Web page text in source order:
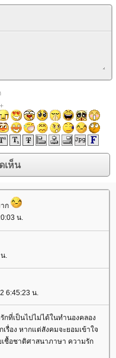
ก
น.
.
6:45:23 น.
กที่เป็นไปไม่ได้ในทำนองคลอง
รื่อง หากแต่สังคมจะยอมเข้าใจ
ชื้อชาติศาสนาภาษา ความรัก